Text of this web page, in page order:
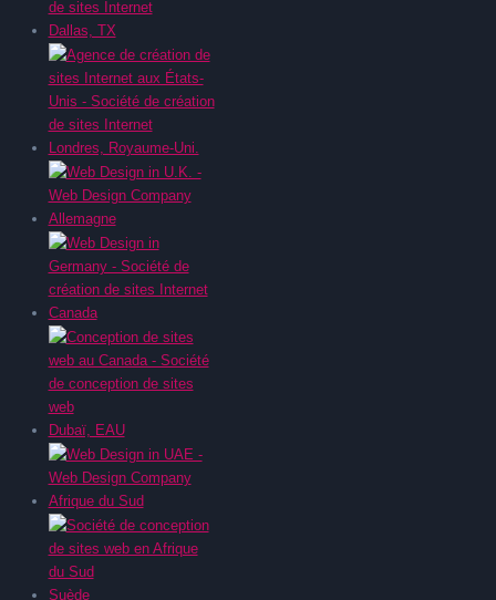
Dallas, TX
Londres, Royaume-Uni.
Allemagne
Canada
Dubaï, EAU
Afrique du Sud
Suède